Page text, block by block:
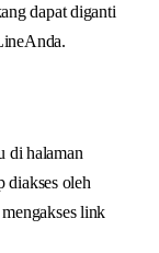
dapat diganti
di halaman
diakses oleh
link